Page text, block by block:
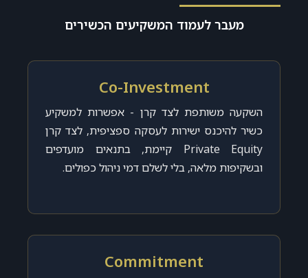
מעבר לעמוד המשקיעים הכשירים
Co-Investment
השקעה משותפת לצד קרן - אפשרות למשקיע
כשיר להיכנס ישירות לעסקה ספציפית, לצד קרן
Private Equity קיימת, בתנאים מועדפים
ובשקיפות מלאה, בלי לשלם דמי ניהול כפולים.
Commitment